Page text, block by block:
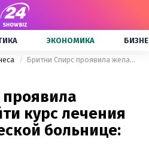
ЭКОНОМИКА
Бритни Спирс проявила желание пройти курс лечения в психиатрической больнице: детали
курс лечения
больнице: